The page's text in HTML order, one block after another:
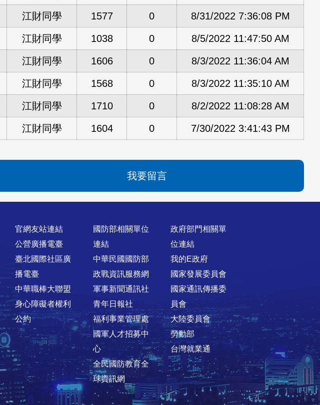
江財同學 1577 0 8/31/2022 7:36:08 PM
江財同學 1038 0 8/5/2022 11:47:50 AM
江財同學 1606 0 8/3/2022 11:36:04 AM
江財同學 1568 0 8/3/2022 11:35:10 AM
江財同學 1710 0 8/2/2022 11:08:28 AM
江財同學 1604 0 7/30/2022 3:41:43 PM
我要留言
官網友站連結
公營廣播電臺
臺北國際社區廣
播電臺
中華職棒大聯盟
身心障礙者權利
公約
國防部相關單位
連結
中華民國國防部
政戰資訊服務網
軍事新聞通訊社
青年日報社
福利事業管理處
國軍人才招募中
心
全民國防教育全
球資訊網
政府部門相關單
位連結
我的E政府
國家發展委員會
國家通訊傳播委
員會
大陸委員會
勞動部
台灣就業通